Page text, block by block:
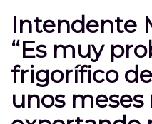
Intendente
“Es muy
frigorífico
unos